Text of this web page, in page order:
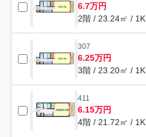
6.7万円
2階 / 23.24㎡ / 1K
307
6.25万円
3階 / 23.20㎡ / 1K
411
6.15万円
4階 / 21.72㎡ / 1K